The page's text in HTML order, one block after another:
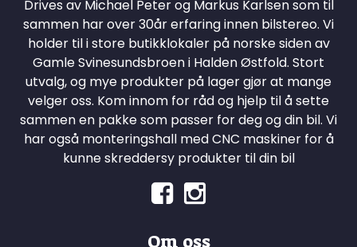
Drives av Michael Peter og Markus Karlsen som til
sammen har over 30år erfaring innen bilstereo. Vi
holder til i store butikklokaler på norske siden av
Gamle Svinesundsbroen i Halden Østfold. Stort
utvalg, og mye produkter på lager gjør at mange
velger oss. Kom innom for råd og hjelp til å sette
sammen en pakke som passer for deg og din bil. Vi
har også monteringshall med CNC maskiner for å
kunne skreddersy produkter til din bil
Om oss